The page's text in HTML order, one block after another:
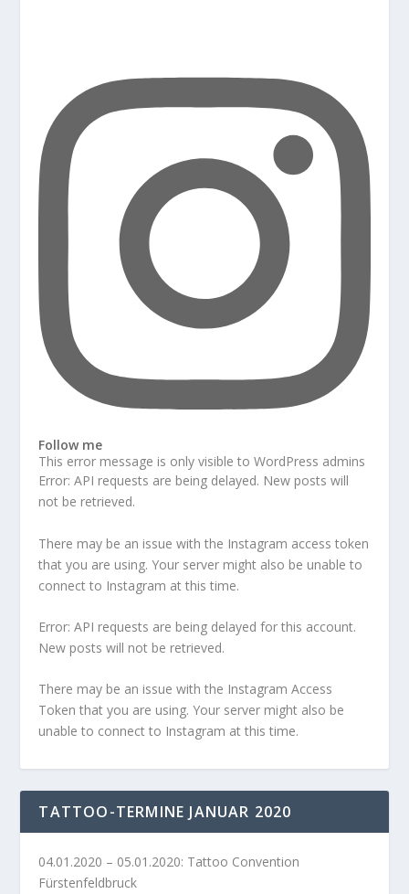
Follow me
This error message is only visible to WordPress admins
Error: API requests are being delayed. New posts will
not be retrieved.
There may be an issue with the Instagram access token
that you are using. Your server might also be unable to
connect to Instagram at this time.
Error: API requests are being delayed for this account.
New posts will not be retrieved.
There may be an issue with the Instagram Access
Token that you are using. Your server might also be
unable to connect to Instagram at this time.
TATTOO-TERMINE JANUAR 2020
04.01.2020 – 05.01.2020: Tattoo Convention
Fürstenfeldbruck